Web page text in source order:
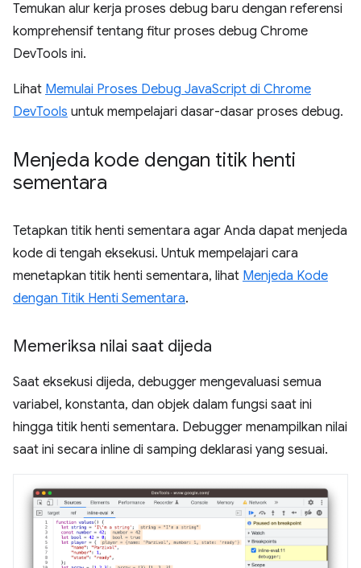
Temukan alur kerja proses debug baru dengan referensi
komprehensif tentang fitur proses debug Chrome
DevTools ini.
Lihat Memulai Proses Debug JavaScript di Chrome
DevTools untuk mempelajari dasar-dasar proses debug.
Menjeda kode dengan titik henti
sementara
Tetapkan titik henti sementara agar Anda dapat menjeda
kode di tengah eksekusi. Untuk mempelajari cara
menetapkan titik henti sementara, lihat Menjeda Kode
dengan Titik Henti Sementara.
Memeriksa nilai saat dijeda
Saat eksekusi dijeda, debugger mengevaluasi semua
variabel, konstanta, dan objek dalam fungsi saat ini
hingga titik henti sementara. Debugger menampilkan nilai
saat ini secara inline di samping deklarasi yang sesuai.